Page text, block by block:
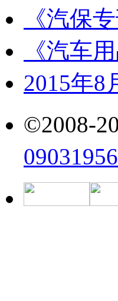
《汽保
《汽车
2015年8
©2008-